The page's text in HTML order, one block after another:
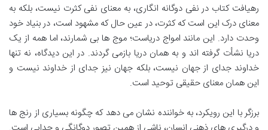
رهیافت کتاب در نفی دوگانه انگاری، به معنای نفی کثرت نیست، بلکه به
معنای درک این است که کثرت، در عین حال که مشهود است، در بنیاد خود
وحدت دارد. این مانند امواج دریاست؛ موج ها بی شمارند، اما همه از یک
دریا نشأت گرفته اند و به همان دریا بازمی گردند. در این دیدگاه، نه تنها
خداوند جدای از جهان نیست، بلکه جهان نیز جدای از خداوند نیست و
این همان معنای حقیقی توحید است.
برزگر با این رویکرد، به خواننده نشان می دهد که چگونه بسیاری از رنج ها